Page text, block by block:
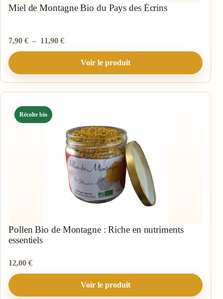
Miel de Montagne Bio du Pays des Écrins
7,90 € – 11,90 €Plage
de
7,90 €
à
Voir le produit
Récolte bio
Pollen Bio de Montagne : Riche en nutriments
essentiels
12,00 €
Voir le produit